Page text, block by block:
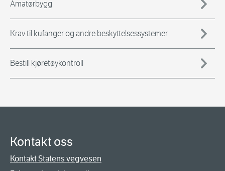
Amatørbygg
Krav til kufanger og andre beskyttelsessystemer
Bestill kjøretøykontroll
Kontakt oss
Kontakt Statens vegvesen